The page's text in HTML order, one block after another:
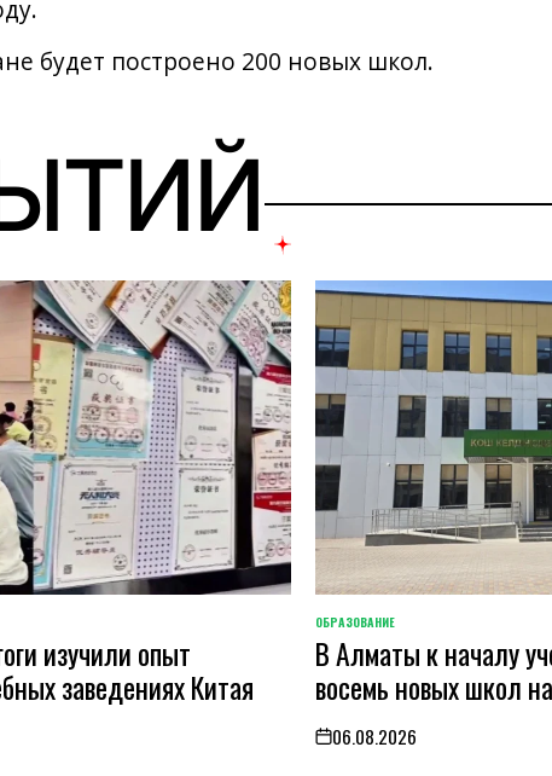
будет построено 200 новых школ.
изучили опыт
заведениях Китая
POSTED
IN
ОБРАЗОВАНИЕ
В Алматы к началу
восемь новых школ
on06.08.2026